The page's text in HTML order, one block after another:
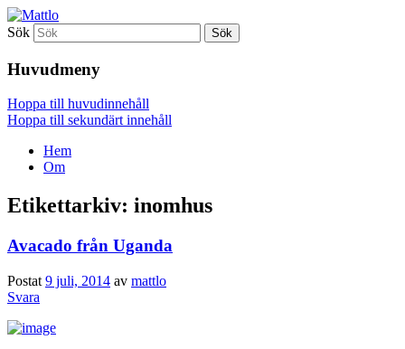
Mattlo
Sök
Huvudmeny
Hoppa till huvudinnehåll
Hoppa till sekundärt innehåll
Hem
Om
Etikettarkiv: inomhus
Avacado från Uganda
Postat 9 juli, 2014 av mattlo
Svara